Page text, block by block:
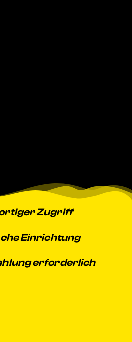
Zugriff
Einrichtung
erforderlich